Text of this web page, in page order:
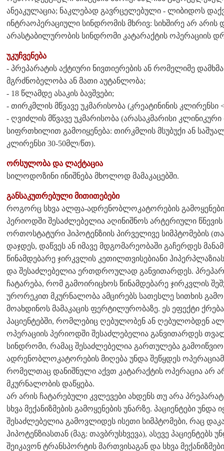
ანეაკულაცია; ნაკლებად გავრცელებული - ლიბიდოს
ინტრაოპერაციული სინდრომის მხრივ: სიხშირე არ
არასტაბილურობის სინდრომი კატარაქტის ოპერაციის
უკუჩვენება
- პრეპარატის აქტიური ნივთიერების ან რომელიმე
მგრძნობელობა ან მათი აუტანლობა;
- 18 წლამდე ასაკის ბავშვები;
- თირკმლის მწვავე უკმარისობა (კრეატინინის კლირენსი
- ღვიძლის მწვავე უკმარისობა (არასაკმარისი კლინიკური
სიფრთხილით გამოიყენება: თირკმლის მსუბუქი ან
კლირენსი 30-50მლ/წთ).
ორსულობა და ლაქტაცია
სილოდოზინი ინიშნება მხოლოდ მამაკაცებში.
განსაკუთრებული მითითებები
როგორც სხვა ალფა-ადრენობლოკატორების
პერიოდში შესაძლებელია აღინიშნოს არტერიული
ორთოსტატური ჰიპოტენზიის პირველივე სიმპტომების
დაჯდეს, დაწვეს ან იმავე მდგომარეობაში გაჩერდეს
წინამდებარე ჯირკვლის კეთილთვისებიანი ჰიპერპლაზიას
და შესაძლებელია ერთდროულად განვითარდეს.
ჩატარება, რომ გამოირიცხოს წინამდებარე ჯირკვლის
ურორეკით მკურნალობა ამცირებს სათესლე სითხის
მოახდინოს მამაკაცის ფერტილურობაზე. ეს ეფექტი ქრება
პაციენტებში, რომლებიც ღებულობენ ან ღებულობდენ
ოპერაციის პერიოდში შესაძლებელია განვითარდეს
სინდრომი, რამაც შესაძლებელია გართულება
ადრენობლოკატორების მიღება უნდა შეწყდეს
რომელთაც დანიშნული აქვთ კატარაქტის ოპერაცია არ
მკურნალობის დაწყება.
არ არის ჩატარებული კვლევები ახდენს თუ არა
სხვა მექანიზმების გამოყენების უნარზე. პაციენტები
შესაძლებელია გამოვლიდეს ისეთი სიმპტომები, რაც
ჰიპოტენზიასთან (მაგ: თავბრუსხვევა), ასევე
შეიკავონ ტრანსპორტის მართვისაგან და სხვა